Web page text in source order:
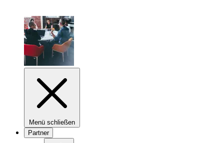
Menü schließen
Partner